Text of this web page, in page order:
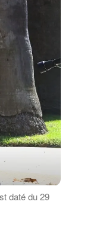
daté du 29